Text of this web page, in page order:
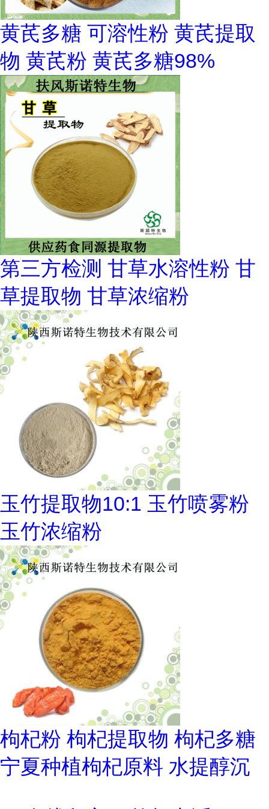
黄芪多糖 可溶性粉 黄芪提取
物 黄芪粉 黄芪多糖98%
第三方检测 甘草水溶性粉 甘
草提取物 甘草浓缩粉
玉竹提取物10:1 玉竹喷雾粉
玉竹浓缩粉
枸杞粉 枸杞提取物 枸杞多糖
宁夏种植枸杞原料 水提醇沉